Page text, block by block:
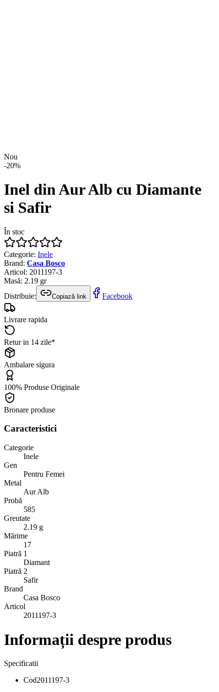
Nou
-20%
Inel din Aur Alb cu Diamante
si Safir
În stoc
Categorie: Inele
Brand: Casa Bosco
Articol: 2011197-3
Masă: 2.19 gr
Distribuie:
Copiază link Facebook
Livrare rapida
Retur in 14 zile*
Ambalare sigura
100% Produse Originale
Bronare produse
Caracteristici
Categorie
Inele
Gen
Pentru Femei
Metal
Aur Alb
Probă
585
Greutate
2.19 g
Mărime
17
Piatră 1
Diamant
Piatră 2
Safir
Brand
Casa Bosco
Articol
2011197-3
Informații despre produs
Specificatii
Cod2011197-3